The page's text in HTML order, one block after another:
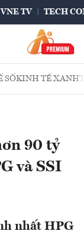
VNE TV TECH
SỐKINH TẾ XANH
90 tỷ
và SSI
nhất HPG